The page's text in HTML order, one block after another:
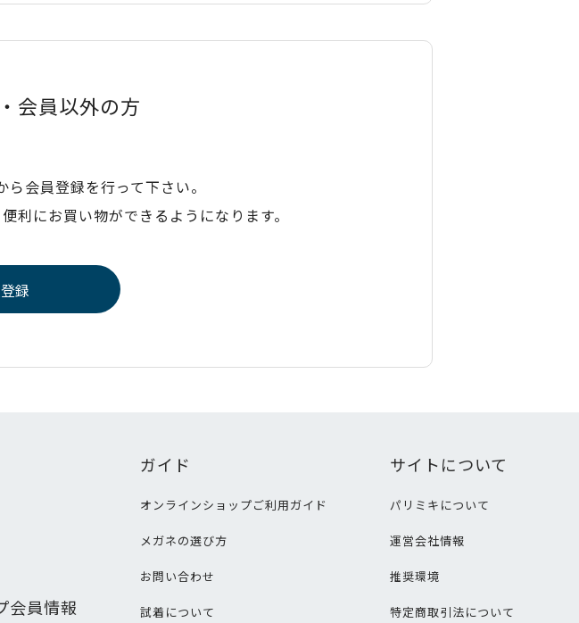
会員以外の方
会員登録を行って下さい。
利にお買い物ができるようになります。
会員情報
ガイド
オンラインショップご利用ガイド
メガネの選び方
お問い合わせ
試着について
サイトについて
パリミキについて
運営会社情報
推奨環境
特定商取引法について